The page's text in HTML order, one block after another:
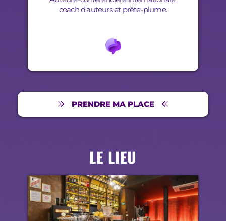
coach d'auteurs et prête-plume.
PRENDRE MA PLACE
LE LIEU